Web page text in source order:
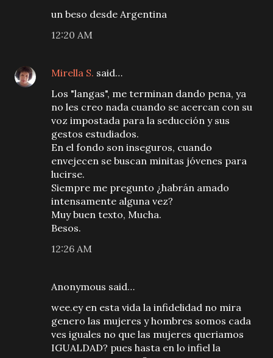
un beso desde Argentina
12:20 AM
Mirella S. said…
Los "langas", me terminan dando pena, ya
no les creo nada cuando se acercan con su
voz impostada para la seducción y sus
gestos estudiados.
En el fondo son inseguros, cuando
envejecen se buscan minitas jóvenes para
lucirse.
Siempre me pregunto ¿habrán amado
intensamente alguna vez?
Muy buen texto, Mucha.
Besos.
12:26 AM
Anonymous said…
wee.ey en esta vida la infidelidad no mira
genero las mujeres y hombres somos cada
ves iguales no que las mujeres queriamos
IGUALDAD? pues hasta en lo infiel la